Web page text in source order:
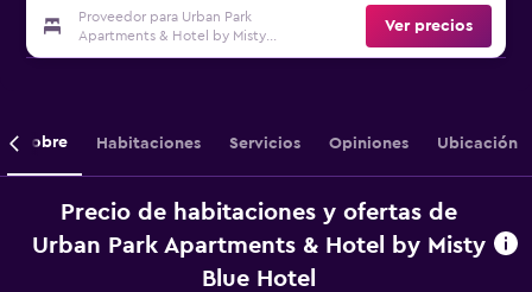
Proveedor para Urban Park
Apartments & Hotel by Misty
Blue Hotel
Ver precios
Sobre Habitaciones Servicios Opiniones Ubicación
Precio de habitaciones y ofertas de
Urban Park Apartments & Hotel by Misty
Blue Hotel